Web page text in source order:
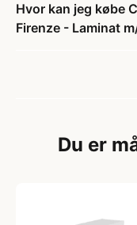
Hvor kan jeg købe
Firenze - Laminat
Du er